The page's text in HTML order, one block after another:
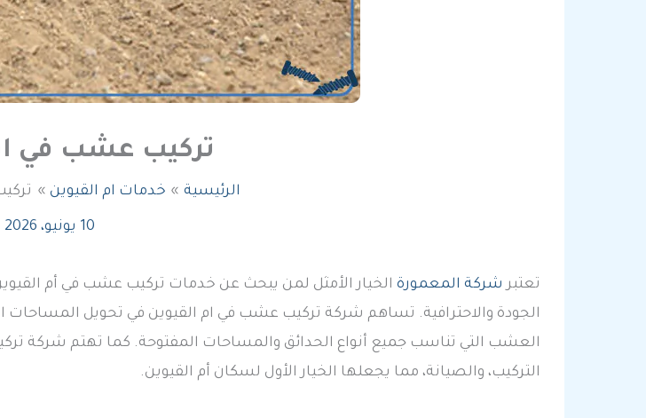
تركيب عشب في
الرئيسية خدمات ام القيوين
10 يونيو، 2026
تعتبر شركة المعمورة الخيار الأمثل لمن يبحث عن خدمات تركيب عشب في أم
الجودة والاحترافية. تساهم شركة تركيب عشب في ام القيوين في تحويل المساحات
العشب التي تناسب جميع أنواع الحدائق والمساحات المفتوحة. كما تهتم شركة
التركيب، والصيانة، مما يجعلها الخيار الأول لسكان أم القيوين.